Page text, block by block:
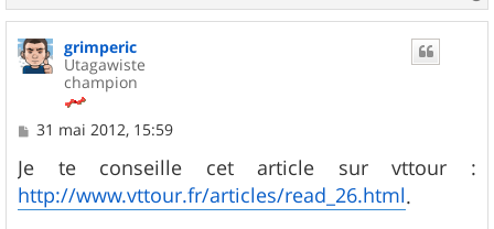
a
grimperic
Utagawiste
champion
M
s
s
a
g
31 mai 2012, 15:59
Je te conseille cet article sur vttour :
http://www.vttour.fr/articles/read_26.html.